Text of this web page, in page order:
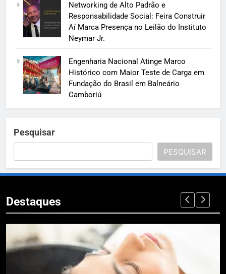
Networking de Alto Padrão e
Responsabilidade Social: Feira Construir
Aí Marca Presença no Leilão do Instituto
Neymar Jr.
Engenharia Nacional Atinge Marco
Histórico com Maior Teste de Carga em
Fundação do Brasil em Balneário
Camboriú
Pesquisar
PESQUISAR
Destaques